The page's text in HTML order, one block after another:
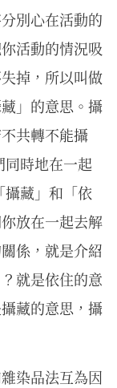
別心在活動的
活動的情況吸
掉，所以叫做
」的意思。攝
共轉不能攝
時地在一起
藏」和「依
放在一起去解
係，就是介紹
就是依住的意
藏的意思，攝
染品法互為因